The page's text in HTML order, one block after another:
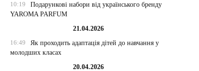
10:19
Подарункові набори від українського бренду
YAROMA PARFUM
21.04.2026
16:49
Як проходить адаптація дітей до навчання у
молодших класах
20.04.2026